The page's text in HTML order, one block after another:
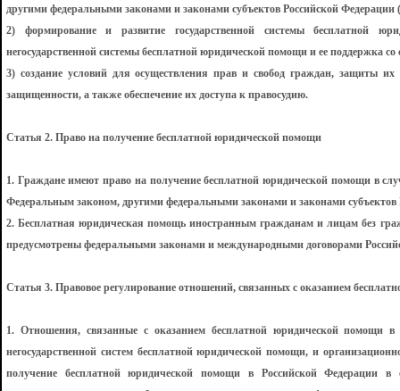
другими федеральными законами и законами субъектов Российской
2) формирование и развитие государственной системы бесплатной
негосударственной системы бесплатной юридической помощи и ее поддержка со
3) создание условий для осуществления прав и свобод граждан, защиты
защищенности, а также обеспечение их доступа к правосудию.
Статья 2. Право на получение бесплатной юридической помощи
1. Граждане имеют право на получение бесплатной юридической помощи в
Федеральным законом, другими федеральными законами и законами субъектов
2. Бесплатная юридическая помощь иностранным гражданам и лицам без
предусмотрены федеральными законами и международными договорами
Статья 3. Правовое регулирование отношений, связанных с оказанием
1. Отношения, связанные с оказанием бесплатной юридической помощи в
негосударственной систем бесплатной юридической помощи, и
получение бесплатной юридической помощи в Российской Федерации в